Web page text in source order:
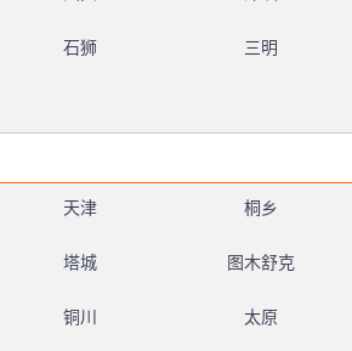
石狮 三明
天津 桐乡
塔城 图木舒克
铜川 太原